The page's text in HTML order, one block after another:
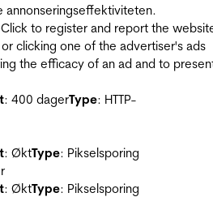
annonseringseffektiviteten.
to register and report the
clicking one of the advertiser's ads
the efficacy of an ad and to
: 400 dagerType: HTTP-
: ØktType: Pikselsporing
: ØktType: Pikselsporing